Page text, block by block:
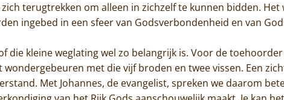
zich terugtrekken om alleen in zichzelf te kunnen bidden.
ingebed in een sfeer van Godsverbondenheid en van
die kleine weglating wel zo belangrijk is. Voor de
wondergebeuren met die vijf broden en twee vissen. Een
Met Johannes, de evangelist, spreken we daarom beter